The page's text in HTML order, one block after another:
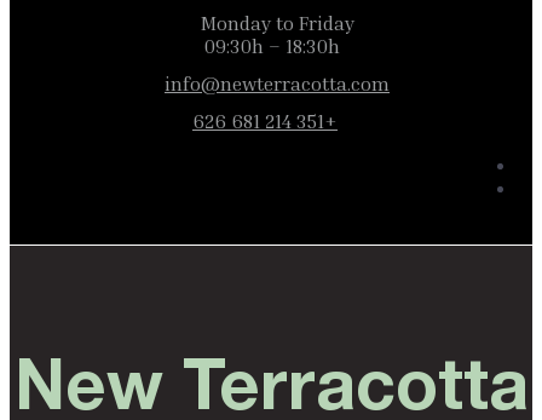
Monday to Friday
09:30h – 18:30h
info@newterracotta.com
+351 214 681 626
New Terracotta